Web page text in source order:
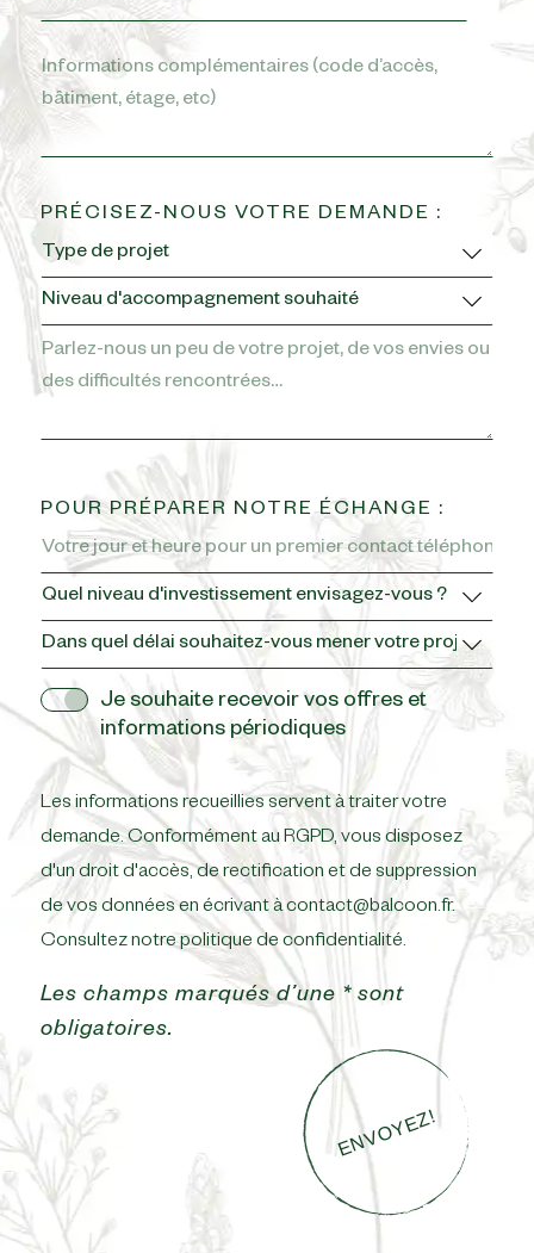
*
Informations
complémentaires
PRÉCISEZ-NOUS VOTRE DEMANDE :
Type
de
Niveau
d'accompagnement
Message
(optionnel)
POUR PRÉPARER NOTRE ÉCHANGE :
Votre
jour
pour
un
appel
téléphonique
Niveau
d'investissement
Délai
du
projet
NewsletterJe souhaite recevoir vos offres et
informations périodiques
Les informations recueillies servent à traiter votre
demande. Conformément au RGPD, vous disposez
d'un droit d'accès, de rectification et de suppression
de vos données en écrivant àcontact@balcoon.fr.
Consultez notrepolitique de confidentialité.
Les champs marqués d’une * sont
obligatoires.